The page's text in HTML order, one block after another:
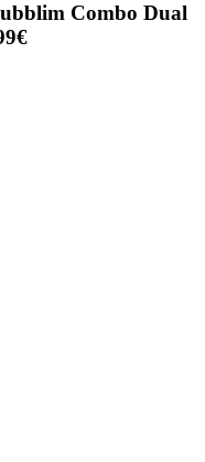
Combo Dual